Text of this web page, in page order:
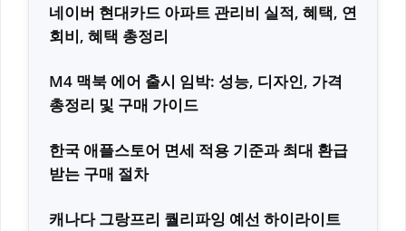
네이버 현대카드 아파트 관리비 실적, 혜택, 연
회비, 혜택 총정리
M4 맥북 에어 출시 임박: 성능, 디자인, 가격
총정리 및 구매 가이드
한국 애플스토어 면세 적용 기준과 최대 환급
받는 구매 절차
캐나다 그랑프리 퀄리파잉 예선 하이라이트